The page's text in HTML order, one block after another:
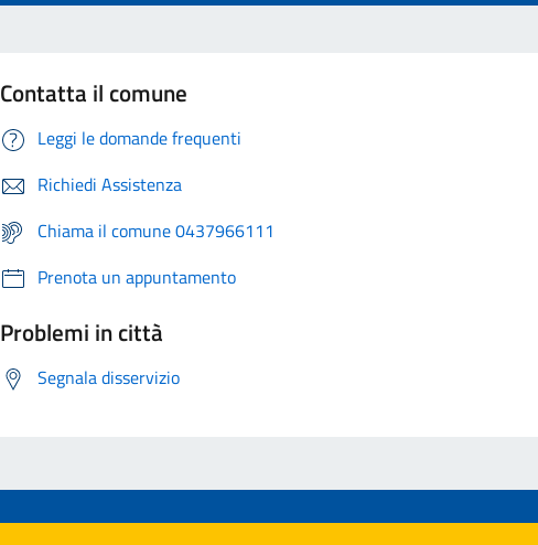
Contatta il comune
Leggi le domande frequenti
Richiedi Assistenza
Chiama il comune 0437966111
Prenota un appuntamento
Problemi in città
Segnala disservizio